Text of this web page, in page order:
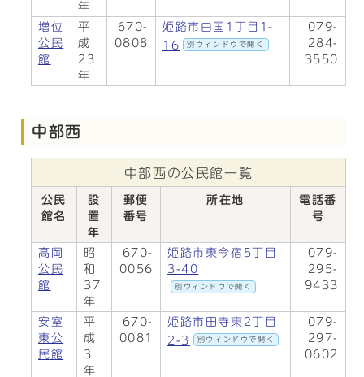
年
増位
公民
館
平
成
23
年
670-
0808
姫路市白国1丁目1-
16
別ウィンドウで開く
079-
284-
3550
中部西
中部西の公民館一覧
公民
館名
設
置
年
郵便
番号
所在地
電話番
号
高岡
公民
館
昭
和
37
年
670-
0056
姫路市東今宿5丁目
3-40
別ウィンドウで開く
079-
295-
9433
安室
東公
民館
平
成
3
年
670-
0081
姫路市田寺東2丁目
2-3
別ウィンドウで開く
079-
297-
0602